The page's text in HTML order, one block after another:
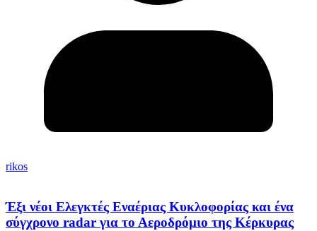
rikos
Έξι νέοι Ελεγκτές Εναέριας Κυκλοφορίας και ένα
σύγχρονο radar για το Αεροδρόμιο της Κέρκυρας